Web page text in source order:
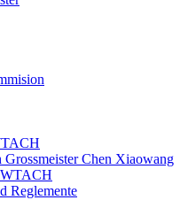
Chen Xiaowang
Reglemente